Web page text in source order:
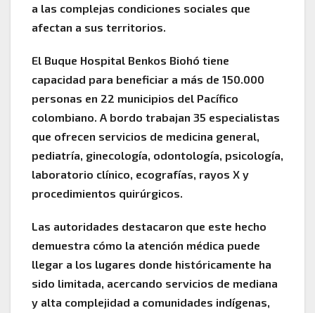
a las complejas condiciones sociales que
afectan a sus territorios.
El Buque Hospital Benkos Biohó tiene
capacidad para beneficiar a más de 150.000
personas en 22 municipios del Pacífico
colombiano. A bordo trabajan 35 especialistas
que ofrecen servicios de medicina general,
pediatría, ginecología, odontología, psicología,
laboratorio clínico, ecografías, rayos X y
procedimientos quirúrgicos.
Las autoridades destacaron que este hecho
demuestra cómo la atención médica puede
llegar a los lugares donde históricamente ha
sido limitada, acercando servicios de mediana
y alta complejidad a comunidades indígenas,